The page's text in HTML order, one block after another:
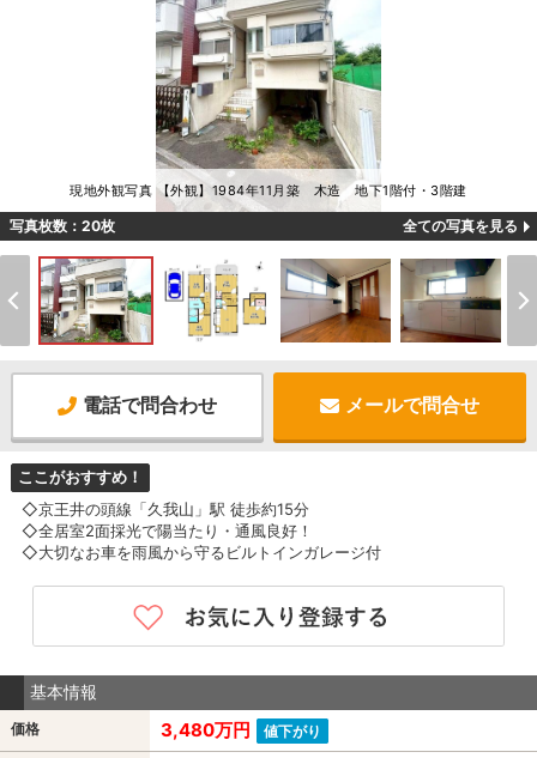
現地外観写真 【外観】1984年11月築 木造 地下1階付・3階建
写真枚数：20枚 全ての写真を見る
電話で問合わせ メールで問合せ
ここがおすすめ！
◇京王井の頭線「久我山」駅 徒歩約15分
◇全居室2面採光で陽当たり・通風良好！
◇大切なお車を雨風から守るビルトインガレージ付
基本情報
価格 3,480万円 値下がり